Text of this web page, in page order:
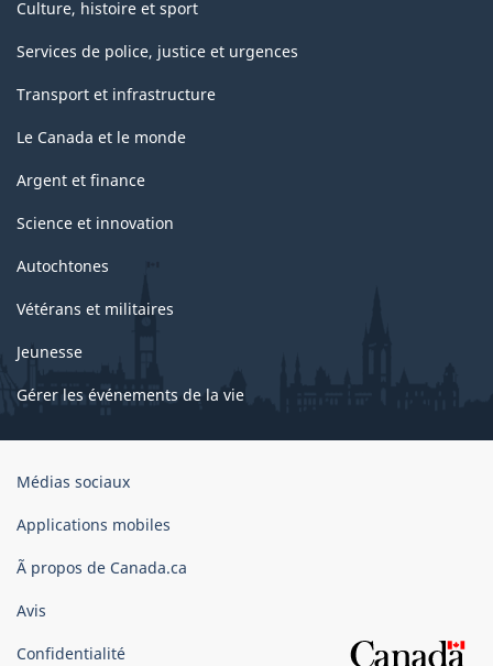
Culture, histoire et sport
Services de police, justice et urgences
Transport et infrastructure
Le Canada et le monde
Argent et finance
Science et innovation
Autochtones
Vétérans et militaires
Jeunesse
Gérer les événements de la vie
Organisation
gouvernement
Canada
Médias sociaux
Applications mobiles
Ã propos de Canada.ca
Avis
Confidentialité